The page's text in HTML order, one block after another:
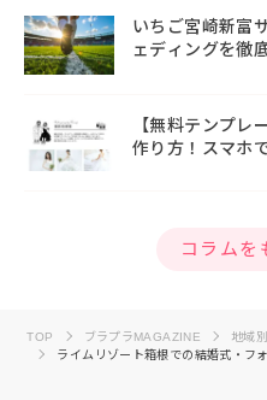
いちご宮崎新富
ェディングを徹
【無料テンプレ
作り方！スマホ
コラムを
TOP ブラプラMAGAZINE 地域
ライムリゾート箱根での結婚式・フ